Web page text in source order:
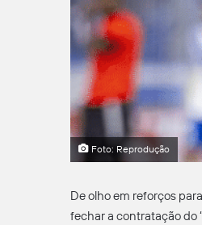
Foto: Reprodução
De olho em reforços
fechar a contratação do